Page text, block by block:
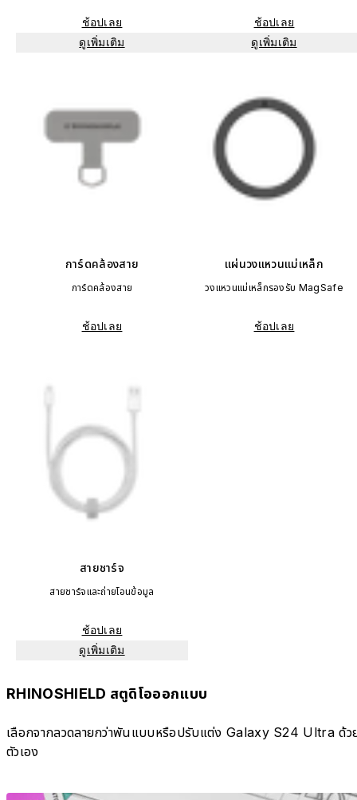
ช้อปเลย
ดูเพิ่มเติม
ช้อปเลย
ดูเพิ่มเติม
การ์ดคล้องสาย
การ์ดคล้องสาย
ช้อปเลย
แผ่นวงแหวนแม่เหล็ก
วงแหวนแม่เหล็กรองรับ MagSafe
ช้อปเลย
สายชาร์จ
สายชาร์จและถ่ายโอนข้อมูล
ช้อปเลย
ดูเพิ่มเติม
RHINOSHIELD สตูดิโอออกแบบ
เลือกจากลวดลายกว่าพันแบบหรือปรับแต่ง Galaxy S24 Ultra ด้ว
ตัวเอง